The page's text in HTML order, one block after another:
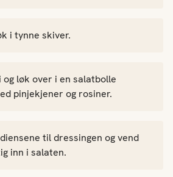
i tynne skiver.
og løk over i en salatbolle
pinjekjener og rosiner.
til dressingen og vend
inn i salaten.